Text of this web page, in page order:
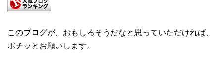
このブログが、おもしろそうだなと思っていただければ、
ポチッとお願いします。